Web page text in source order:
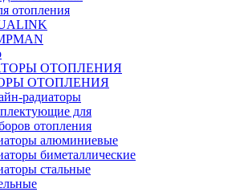
отопления
ОТОПЛЕНИЯ
радиаторы
для
отопления
алюминиевые
биметаллические
стальные